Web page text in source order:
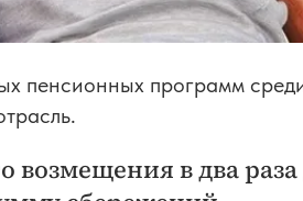
пенсионных программ
в два раза